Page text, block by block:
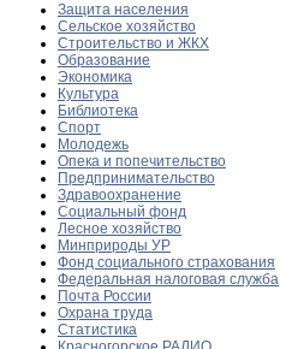
Защита населения
Сельское хозяйство
Строительство и ЖКХ
Образование
Экономика
Культура
Библиотека
Спорт
Молодежь
Опека и попечительство
Предпринимательство
Здравоохранение
Социальный фонд
Лесное хозяйство
Минприроды УР
Фонд социального страхования
Федеральная налоговая служба
Почта России
Охрана труда
Статистика